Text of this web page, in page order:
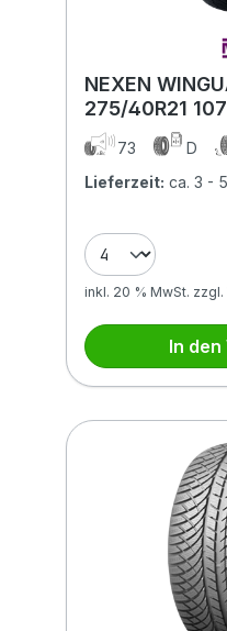
NEXEN
275/40R21
73 D
Lieferzeit: ca. 3 -
inkl. 20 % MwSt. zzgl.
In